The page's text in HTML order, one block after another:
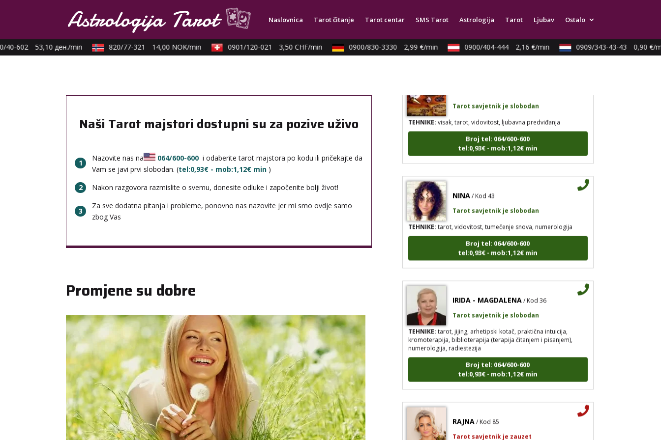
Naslovnica Tarot čitanje Tarot centar SMS Tarot Astrologija Tarot Ljubav Ostalo
40-602 53,10 ден./min 820/77-321 14,00 NOK/min 0901/120-021 3,50 CHF/min 0900/830-3330 2,99 €/min 0900/404-444 2,16 €/min 0909/343-43-43 0,90 €/
Naši Tarot majstori dostupni su za pozive uživo
1
Nazovite nas na 064/600-600 i odaberite tarot majstora po kodu ili pričekajte da
Vam se javi prvi slobodan. (tel:0,93€ - mob:1,12€ min )
2
Nakon razgovora razmislite o svemu, donesite odluke i započenite bolji život!
3
Za sve dodatna pitanja i probleme, ponovno nas nazovite jer mi smo ovdje samo
zbog Vas
Promjene su dobre
tel:0,93€ - mob:1,12€ min
TEHNIKE:visak, tarot, vidovitost, ljubavna predviđanja
Broj tel: 064/600-600
tel:0,93€ - mob:1,12€ min
TEHNIKE:tarot, vidovitost, tumečenje snova, numerologija
Broj tel: 064/600-600
tel:0,93€ - mob:1,12€ min
TEHNIKE:tarot, jijing, arhetipski kotač, praktična intuicija,
kromoterapija, biblioterapija (terapija čitanjem i pisanjem),
numerologija, radiestezija
Broj tel: 064/600-600
tel:0,93€ - mob:1,12€ min